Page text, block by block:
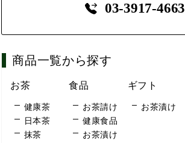
03-3917-4663
商品一覧から探す
お茶
健康茶
日本茶
抹茶
食品
お茶請け
健康食品
お茶漬け
ギフト
お茶漬け